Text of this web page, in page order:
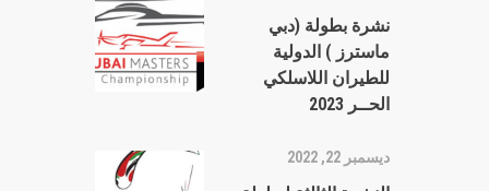
نشرة بطولة (دبي
ماسترز ) الدولية
للطيران اللاسلكي
الحــر 2023
ديسمبر 22, 2022